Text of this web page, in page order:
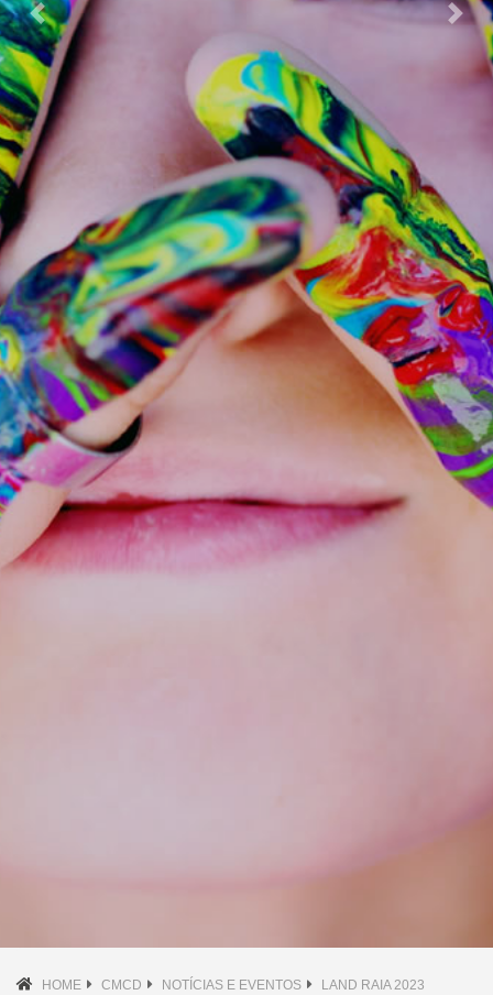
Previous Next
HOME CMCD NOTÍCIAS E EVENTOS LAND RAIA 2023